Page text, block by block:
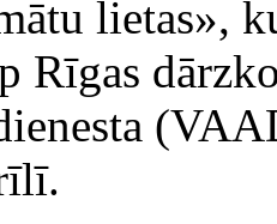
lietas»,
Rīgas